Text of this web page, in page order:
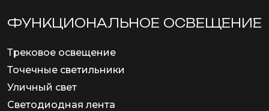
ФУНКЦИОНА­ЛЬНОЕ ОСВЕЩЕНИЕ
Трековое освещение
Точечные светильники
Уличный свет
Светодиодная лента